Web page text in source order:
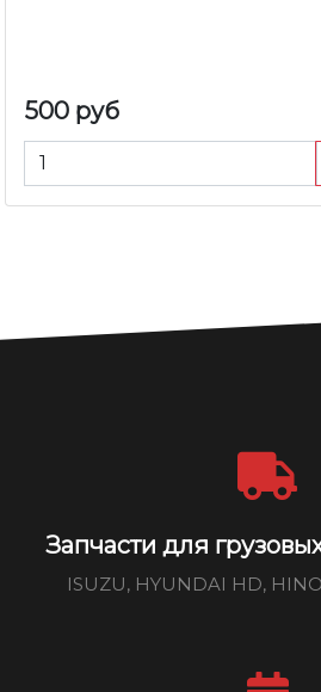
500 руб
Запчасти для
ISUZU, HYUNDAI HD,